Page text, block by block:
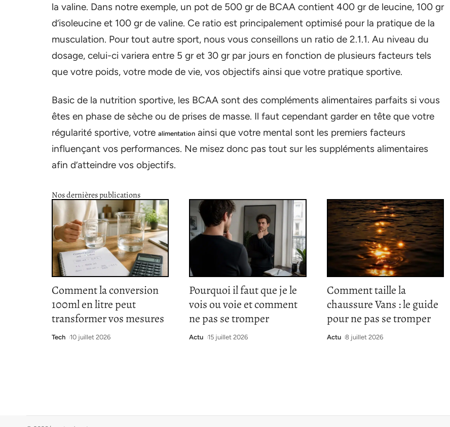
la valine. Dans notre exemple, un pot de 500 gr de BCAA contient 400 gr de leucine, 100 gr
d’isoleucine et 100 gr de valine. Ce ratio est principalement optimisé pour la pratique de la
musculation. Pour tout autre sport, nous vous conseillons un ratio de 2.1.1. Au niveau du
dosage, celui-ci variera entre 5 gr et 30 gr par jours en fonction de plusieurs facteurs tels
que votre poids, votre mode de vie, vos objectifs ainsi que votre pratique sportive.
Basic de la nutrition sportive, les BCAA sont des compléments alimentaires parfaits si vous
êtes en phase de sèche ou de prises de masse. Il faut cependant garder en tête que votre
régularité sportive, votre alimentation ainsi que votre mental sont les premiers facteurs
influençant vos performances. Ne misez donc pas tout sur les suppléments alimentaires
afin d’atteindre vos objectifs.
Nos dernières publications
Comment la conversion
100ml en litre peut
transformer vos mesures
Tech 10 juillet 2026
Pourquoi il faut que je le
vois ou voie et comment
ne pas se tromper
Actu 15 juillet 2026
Comment taille la
chaussure Vans : le guide
pour ne pas se tromper
Actu 8 juillet 2026